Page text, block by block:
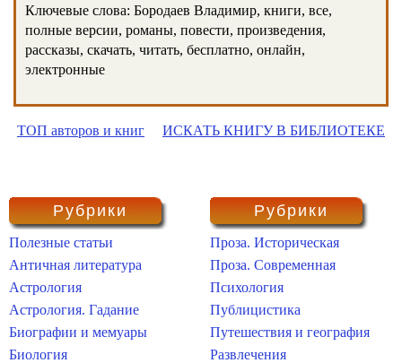
Ключевые слова: Бородаев Владимир, книги, все,
полные версии, романы, повести, произведения,
рассказы, скачать, читать, бесплатно, онлайн,
электронные
ТОП авторов и книг ИСКАТЬ КНИГУ В БИБЛИОТЕКЕ
Рубрики
Полезные статьи
Античная литература
Астрология
Астрология. Гадание
Биографии и мемуары
Биология
Рубрики
Проза. Историческая
Проза. Современная
Психология
Публицистика
Путешествия и география
Развлечения